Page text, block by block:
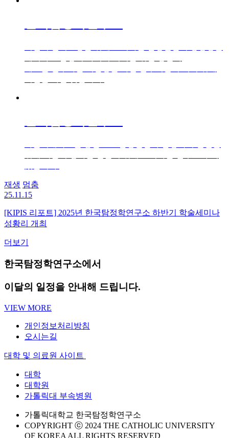
재생 멈춤
25.11.15
[KIPIS 리포트] 2025년 한국탐정학연구소 하반기 학술세미나
성황리 개최
더보기
한국탐정학연구소에서
이달의 일정을 안내해 드립니다.
VIEW MORE
개인정보처리방침
오시는길
대학 및 의료원 사이트
대학
대학원
가톨릭대 부속병원
가톨릭대학교 한국탐정학연구소
COPYRIGHT ⓒ 2024 THE CATHOLIC UNIVERSITY
OF KOREA ALL RIGHTS RESERVED